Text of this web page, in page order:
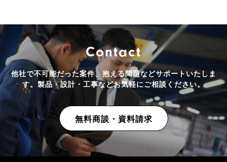
Contact
他社で不可能だった案件、抱える問題などサポートいたしま
す。 製品・設計・工事などお気軽にご相談ください。
無料商談・資料請求